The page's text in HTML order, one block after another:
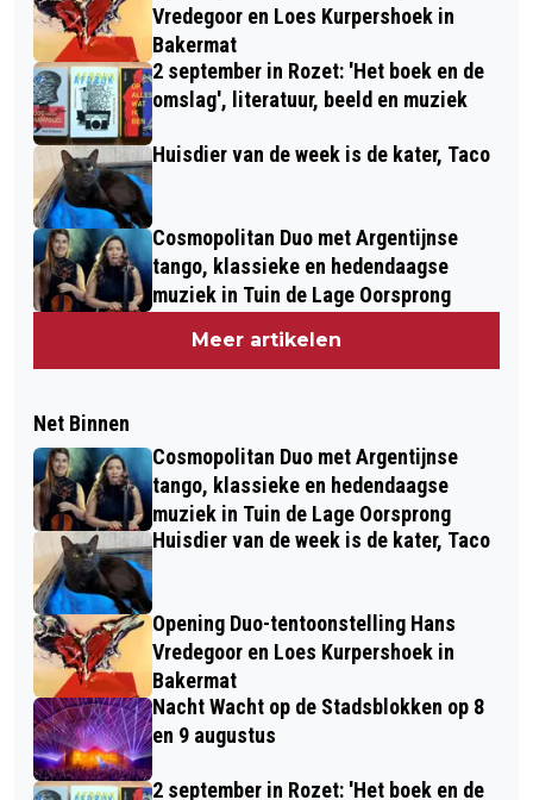
Vredegoor en Loes Kurpershoek in
Bakermat
2 september in Rozet: 'Het boek en de
omslag', literatuur, beeld en muziek
Huisdier van de week is de kater, Taco
Cosmopolitan Duo met Argentijnse
tango, klassieke en hedendaagse
muziek in Tuin de Lage Oorsprong
Meer artikelen
Net Binnen
Cosmopolitan Duo met Argentijnse
tango, klassieke en hedendaagse
muziek in Tuin de Lage Oorsprong
Huisdier van de week is de kater, Taco
Opening Duo-tentoonstelling Hans
Vredegoor en Loes Kurpershoek in
Bakermat
Nacht Wacht op de Stadsblokken op 8
en 9 augustus
2 september in Rozet: 'Het boek en de